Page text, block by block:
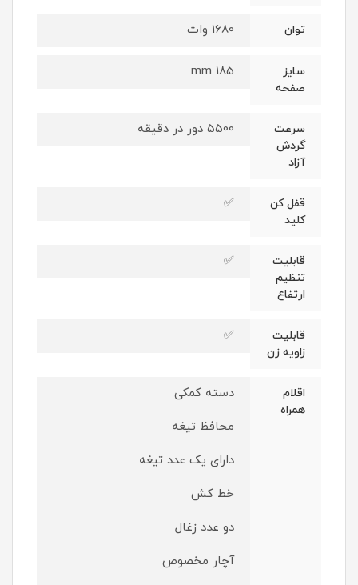
توان 1680 وات
سایز
صفحه
185 mm
سرعت
گردش
آزاد
5500 دور در دقیقه
قفل کن
کلید
✅
قابلیت
تنظیم
ارتفاع
✅
قابلیت
زاویه زن
✅
اقلام
همراه
دسته کمکی
محافظ تیغه
دارای یک عدد تیغه
خط کش
دو عدد زغال
آچار مخصوص